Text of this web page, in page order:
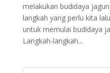
melakukan budidaya
langkah yang perlu kita
untuk memulai budidaya
Langkah-langkah...